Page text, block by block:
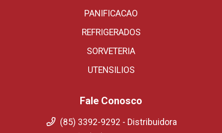
PANIFICACAO
REFRIGERADOS
SORVETERIA
UTENSILIOS
Fale Conosco
(85) 3392-9292 - Distribuidora